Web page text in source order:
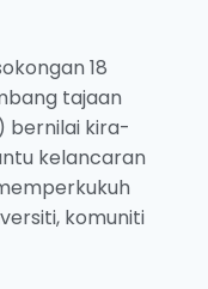
18
tajaan
bernilai kira-
kelancaran
komuniti